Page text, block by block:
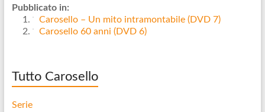
Pubblicato in:
Carosello – Un mito intramontabile (DVD 7)
Carosello 60 anni (DVD 6)
Tutto Carosello
Serie